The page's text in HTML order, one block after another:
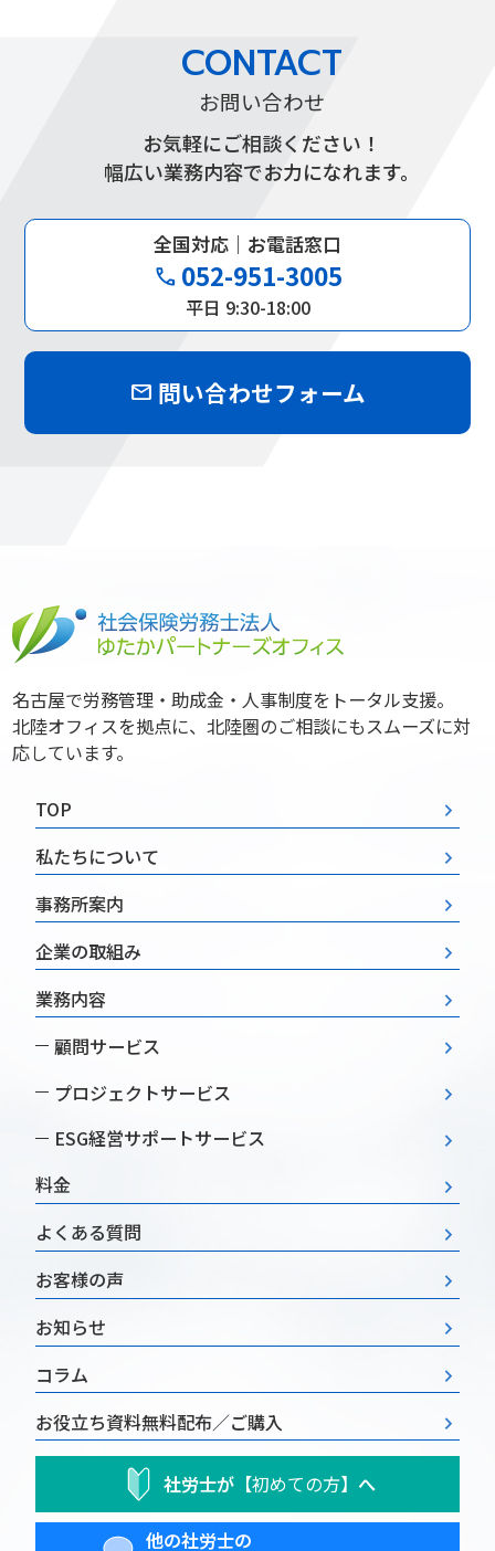
CONTACT
お問い合わせ
お気軽にご相談ください！
幅広い業務内容でお力になれます。
全国対応｜お電話窓口
phone 052-951-3005
平日 9:30-18:00
mail 問い合わせフォーム
名古屋で労務管理・助成金・人事制度をトータル支援。
北陸オフィスを拠点に、北陸圏のご相談にもスムーズに対
応しています。
TOP
私たちについて
事務所案内
企業の取組み
業務内容
顧問サービス
プロジェクトサービス
ESG経営サポートサービス
料金
よくある質問
お客様の声
お知らせ
コラム
お役立ち資料無料配布／ご購入
社労士が【初めての方】 へ
他の社労士の